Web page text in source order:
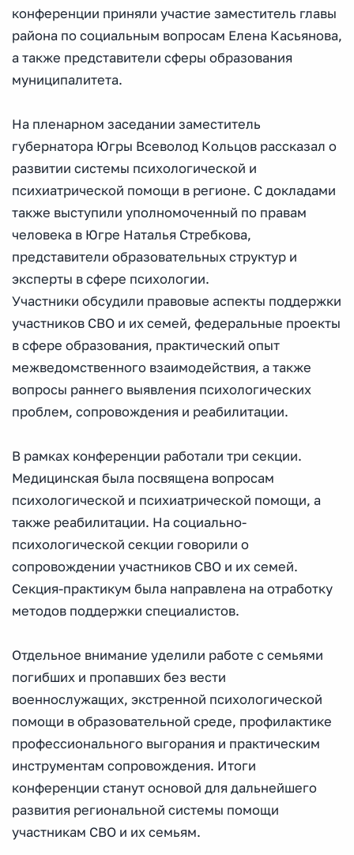
конференции приняли участие заместитель главы
района по социальным вопросам Елена Касьянова,
а также представители сферы образования
муниципалитета.
На пленарном заседании заместитель
губернатора Югры Всеволод Кольцов рассказал о
развитии системы психологической и
психиатрической помощи в регионе. С докладами
также выступили уполномоченный по правам
человека в Югре Наталья Стребкова,
представители образовательных структур и
эксперты в сфере психологии.
Участники обсудили правовые аспекты поддержки
участников СВО и их семей, федеральные проекты
в сфере образования, практический опыт
межведомственного взаимодействия, а также
вопросы раннего выявления психологических
проблем, сопровождения и реабилитации.
В рамках конференции работали три секции.
Медицинская была посвящена вопросам
психологической и психиатрической помощи, а
также реабилитации. На социально-
психологической секции говорили о
сопровождении участников СВО и их семей.
Секция-практикум была направлена на отработку
методов поддержки специалистов.
Отдельное внимание уделили работе с семьями
погибших и пропавших без вести
военнослужащих, экстренной психологической
помощи в образовательной среде, профилактике
профессионального выгорания и практическим
инструментам сопровождения. Итоги
конференции станут основой для дальнейшего
развития региональной системы помощи
участникам СВО и их семьям.